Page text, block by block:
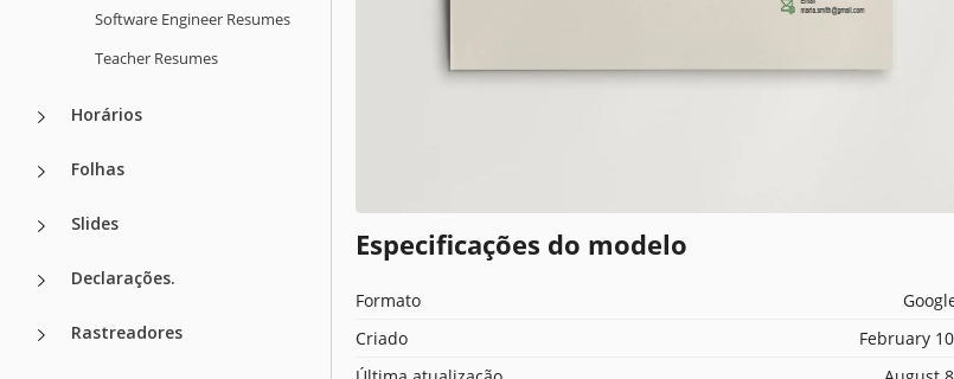
Software Engineer Resumes
Teacher Resumes
Horários
Folhas
Slides
Declarações.
Rastreadores
Especificações do modelo
Formato
Criado
February